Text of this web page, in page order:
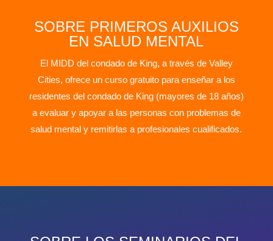
SOBRE PRIMEROS AUXILIOS
EN SALUD MENTAL
El MIDD del condado de King, a través de Valley
Cities, ofrece un curso gratuito para enseñar a los
residentes del condado de King (mayores de 18 años)
a evaluar y apoyar a las personas con problemas de
salud mental y remitirlas a profesionales cualificados.